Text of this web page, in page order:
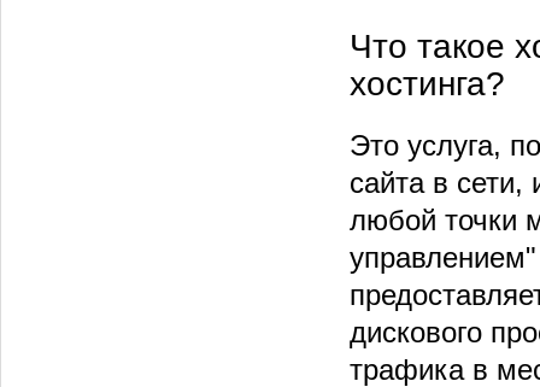
Что такое
хостинга?
Это услуга,
сайта в сети,
любой точки
управлением"
дискового
трафика в